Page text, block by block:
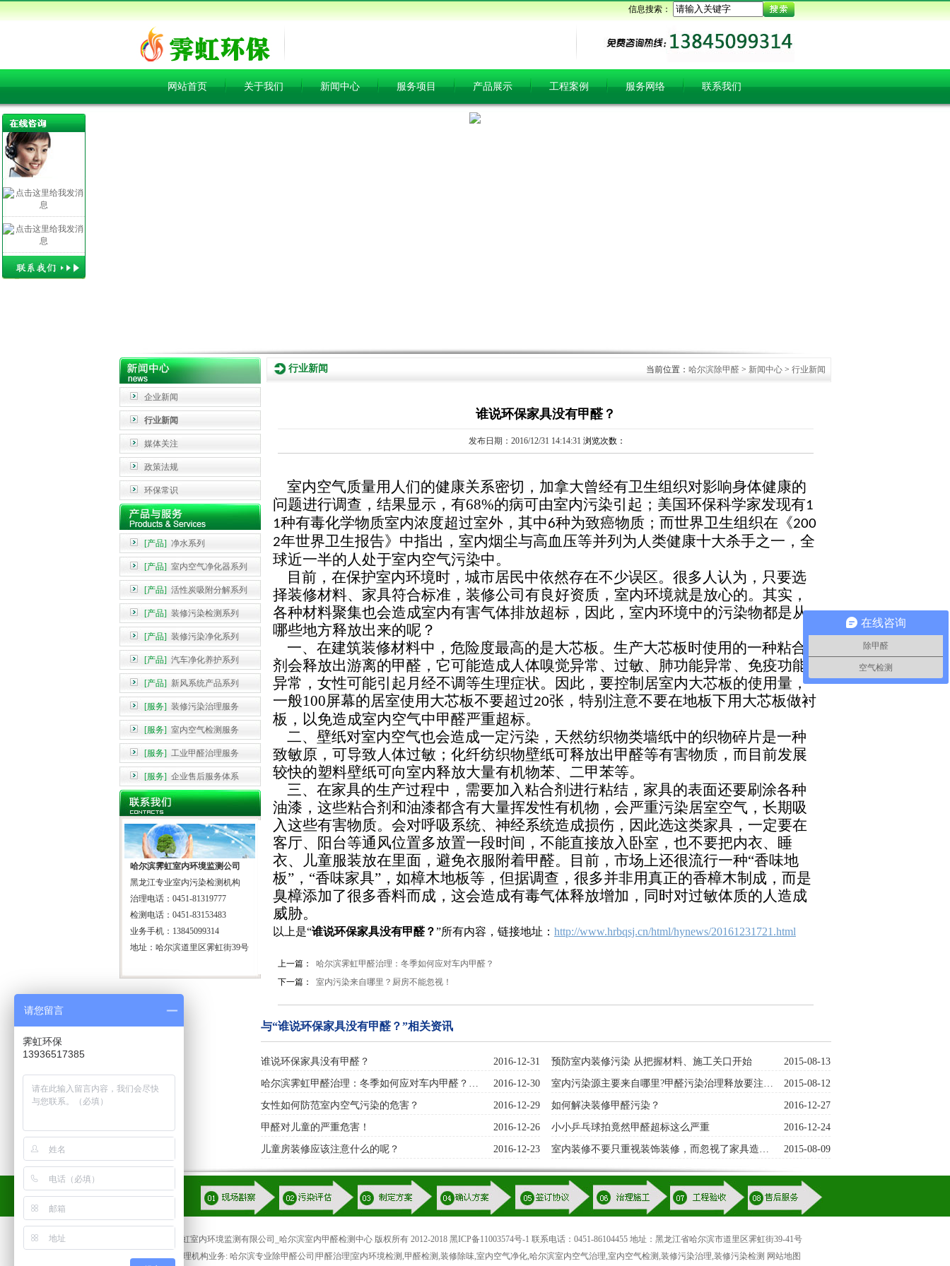
信息搜索：
网站首页 关于我们 新闻中心 服务项目 产品展示 工程案例 服务网络 联系我们
企业新闻
行业新闻
媒体关注
政策法规
环保常识
[产品] 净水系列
[产品] 室内空气净化器系列
[产品] 活性炭吸附分解系列
[产品] 装修污染检测系列
[产品] 装修污染净化系列
[产品] 汽车净化养护系列
[产品] 新风系统产品系列
[服务] 装修污染治理服务
[服务] 室内空气检测服务
[服务] 工业甲醛治理服务
[服务] 企业售后服务体系
哈尔滨霁虹室内环境监测公司
黑龙江专业室内污染检测机构
治理电话：0451-81319777
检测电话：0451-83153483
业务手机：13845099314
地址：哈尔滨道里区霁虹街39号
行业新闻 当前位置： 哈尔滨除甲醛> 新闻中心> 行业新闻
谁说环保家具没有甲醛？
发布日期：2016/12/31 14:14:31 浏览次数：
室内空气质量用人们的健康关系密切，加拿大曾经有卫生组织对影响身体健康的
问题进行调查，结果显示，有68%的病可由室内污染引起；美国环保科学家发现有1
1种有毒化学物质室内浓度超过室外，其中6种为致癌物质；而世界卫生组织在《200
2年世界卫生报告》中指出，室内烟尘与高血压等并列为人类健康十大杀手之一，全
球近一半的人处于室内空气污染中。
目前，在保护室内环境时，城市居民中依然存在不少误区。很多人认为，只要选
择装修材料、家具符合标准，装修公司有良好资质，室内环境就是放心的。其实，
各种材料聚集也会造成室内有害气体排放超标，因此，室内环境中的污染物都是从
哪些地方释放出来的呢？
一、在建筑装修材料中，危险度最高的是大芯板。生产大芯板时使用的一种粘合
剂会释放出游离的甲醛，它可能造成人体嗅觉异常、过敏、肺功能异常、免疫功能
异常，女性可能引起月经不调等生理症状。因此，要控制居室内大芯板的使用量，
一般100屏幕的居室使用大芯板不要超过20张，特别注意不要在地板下用大芯板做衬
板，以免造成室内空气中甲醛严重超标。
二、壁纸对室内空气也会造成一定污染，天然纺织物类墙纸中的织物碎片是一种
致敏原，可导致人体过敏；化纤纺织物壁纸可释放出甲醛等有害物质，而目前发展
较快的塑料壁纸可向室内释放大量有机物苯、二甲苯等。
三、在家具的生产过程中，需要加入粘合剂进行粘结，家具的表面还要刷涂各种
油漆，这些粘合剂和油漆都含有大量挥发性有机物，会严重污染居室空气，长期吸
入这些有害物质。会对呼吸系统、神经系统造成损伤，因此选这类家具，一定要在
客厅、阳台等通风位置多放置一段时间，不能直接放入卧室，也不要把内衣、睡
衣、儿童服装放在里面，避免衣服附着甲醛。目前，市场上还很流行一种“香味地
板”，“香味家具”，如樟木地板等，但据调查，很多并非用真正的香樟木制成，而是
臭樟添加了很多香料而成，这会造成有毒气体释放增加，同时对过敏体质的人造成
威胁。
以上是“谁说环保家具没有甲醛？”所有内容，链接地址： http://www.hrbqsj.cn/html/hynews/20161231721.html
上一篇：
哈尔滨霁虹甲醛治理：冬季如何应对车内甲醛？
下一篇：
室内污染来自哪里？厨房不能忽视！
与“谁说环保家具没有甲醛？”相关资讯
谁说环保家具没有甲醛？ 2016-12-31 预防室内装修污染 从把握材料、施工关口开始 2015-08-13
哈尔滨霁虹甲醛治理：冬季如何应对车内甲醛？… 2016-12-30 室内污染源主要来自哪里?甲醛污染治理释放要注… 2015-08-12
女性如何防范室内空气污染的危害？ 2016-12-29 如何解决装修甲醛污染？ 2016-12-27
甲醛对儿童的严重危害！ 2016-12-26 小小乒乓球拍竟然甲醛超标这么严重 2016-12-24
儿童房装修应该注意什么的呢？ 2016-12-23 室内装修不要只重视装饰装修，而忽视了家具造… 2015-08-09
哈尔滨霁虹室内环境监测有限公司_哈尔滨室内甲醛检测中心 版权所有 2012-2018 黑ICP备11003574号-1 联系电话：0451-86104455 地址：黑龙江省哈尔滨市道里区霁虹街39-41号
本污染治理机构业务: 哈尔滨专业除甲醛公司|甲醛治理|室内环境检测,甲醛检测,装修除味,室内空气净化,哈尔滨室内空气治理,室内空气检测,装修污染治理,装修污染检测 网站地图
在线咨询
除甲醛
空气检测
请您留言
霁虹环保
13936517385